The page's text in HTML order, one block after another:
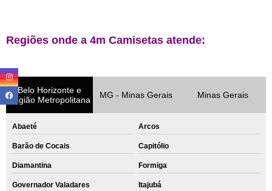
Regiões onde a 4m Camisetas atende:
Belo Horizonte e
Região Metropolitana
MG - Minas Gerais Minas Gerais
Abaeté Arcos
Barão de Cocais Capitólio
Diamantina Formiga
Governador Valadares Itajubá